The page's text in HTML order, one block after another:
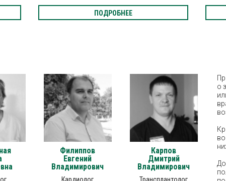
ПОДРОБНЕЕ
Филиппов
Евгений
Владимирович
Карпов
Дмитрий
Владимирович
о